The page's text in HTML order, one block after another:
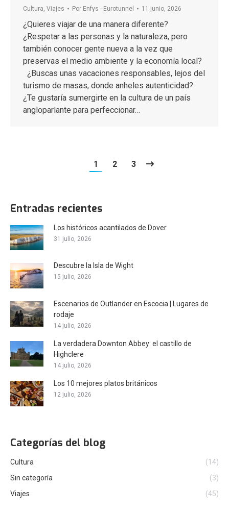
Cultura, Viajes Por Enfys - Eurotunnel 11 junio, 2026
¿Quieres viajar de una manera diferente?
¿Respetar a las personas y la naturaleza, pero
también conocer gente nueva a la vez que
preservas el medio ambiente y la economía local?
¿Buscas unas vacaciones responsables, lejos del
turismo de masas, donde anheles autenticidad?
¿Te gustaría sumergirte en la cultura de un país
angloparlante para perfeccionar…
1 2 3
Entradas recientes
Los históricos acantilados de Dover
31 julio, 2026
Descubre la Isla de Wight
15 julio, 2026
Escenarios de Outlander en Escocia | Lugares de
rodaje
14 julio, 2026
La verdadera Downton Abbey: el castillo de
Highclere
14 julio, 2026
Los 10 mejores platos británicos
12 julio, 2026
Categorías del blog
Cultura
(14)
Sin categoría
(3)
Viajes
(45)